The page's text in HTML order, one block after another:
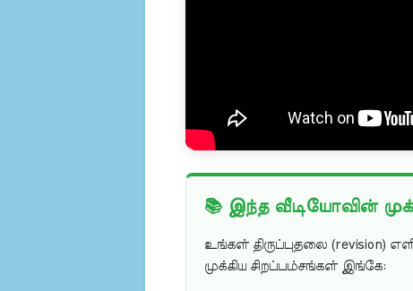
📚 இந்த வீடியோவின்
உங்கள் திருப்புதலை (revision)
முக்கிய சிறப்பம்சங்கள் இங்கே: